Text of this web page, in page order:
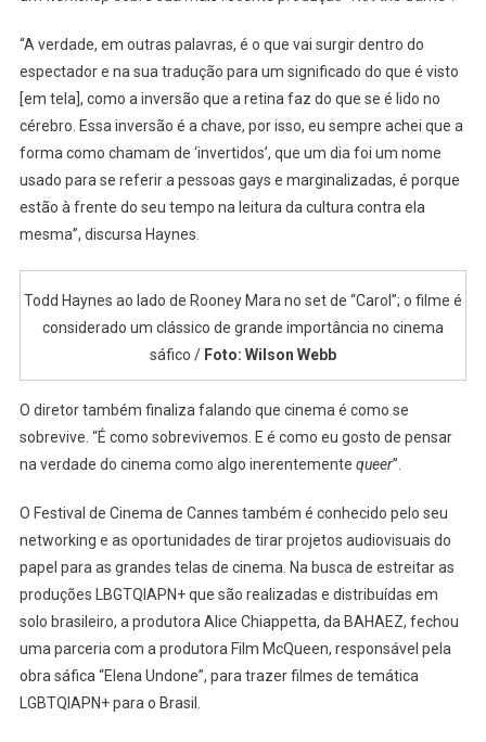
“A verdade, em outras palavras, é o que vai surgir dentro do
espectador e na sua tradução para um significado do que é visto
[em tela], como a inversão que a retina faz do que se é lido no
cérebro. Essa inversão é a chave, por isso, eu sempre achei que a
forma como chamam de ‘invertidos’, que um dia foi um nome
usado para se referir a pessoas gays e marginalizadas, é porque
estão à frente do seu tempo na leitura da cultura contra ela
mesma”, discursa Haynes.
Todd Haynes ao lado de Rooney Mara no set de “Carol”; o filme é
considerado um clássico de grande importância no cinema
sáfico / Foto: Wilson Webb
O diretor também finaliza falando que cinema é como se
sobrevive. “É como sobrevivemos. E é como eu gosto de pensar
na verdade do cinema como algo inerentemente queer”.
O Festival de Cinema de Cannes também é conhecido pelo seu
networking e as oportunidades de tirar projetos audiovisuais do
papel para as grandes telas de cinema. Na busca de estreitar as
produções LBGTQIAPN+ que são realizadas e distribuídas em
solo brasileiro, a produtora Alice Chiappetta, da BAHAEZ, fechou
uma parceria com a produtora Film McQueen, responsável pela
obra sáfica “Elena Undone”, para trazer filmes de temática
LGBTQIAPN+ para o Brasil.